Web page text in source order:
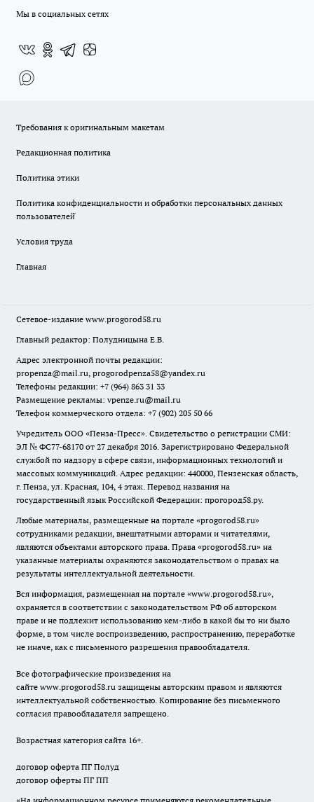
Мы в социальных сетях
Требования к оригинальным макетам
Редакционная политика
Политика этики
Политика конфиденциальности и обработки персональных данных
пользователей̆
Условия труда
Главная
Сетевое-издание www.progorod58.ru
Главный редактор: Полудницына Е.В.
Адрес электронной почты редакции:
propenza@mail.ru, progorodpenza58@yandex.ru
Телефоны редакции: +7 (964) 863 31 33
Размещение рекламы: vpenze.ru@mail.ru
Телефон коммерческого отдела: +7 (902) 205 50 66
Учредитель ООО «Пенза-Пресс». Свидетельство о регистрации СМИ:
ЭЛ № ФС77-68170 от 27 декабря 2016. Зарегистрировано Федеральной
службой по надзору в сфере связи, информационных технологий и
массовых коммуникаций. Адрес редакции: 440000, Пензенская область,
г. Пенза, ул. Красная, 104, 4 этаж. Перевод названия на
государственный язык Российской Федерации: прогород58.ру.
Любые материалы, размещенные на портале «progorod58.ru»
сотрудниками редакции, внештатными авторами и читателями,
являются объектами авторского права. Права «progorod58.ru» на
указанные материалы охраняются законодательством о правах на
результаты интеллектуальной деятельности.
Вся информация, размещенная на портале «www.progorod58.ru»,
охраняется в соответствии с законодательством РФ об авторском
праве и не подлежит использованию кем-либо в какой бы то ни было
форме, в том числе воспроизведению, распространению, переработке
не иначе, как с письменного разрешения правообладателя.
Все фотографические произведения на
сайте www.progorod58.ru защищены авторским правом и являются
интеллектуальной собственностью. Копирование без письменного
согласия правообладателя запрещено.
Возрастная категория сайта 16+.
договор оферта ПГ Полуд
договор оферты ПГ ПП